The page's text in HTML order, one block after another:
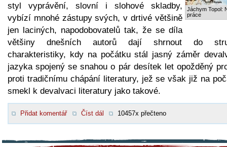
Jáchym Topol:
práce
styl vyprávění, slovní i slohové skladby,
vybízí mnohé zástupy svých, v drtivé většině
jen laciných, napodobovatelů tak, že se díla
většiny dnešních autorů dají shrnout do
charakteristiky, kdy na počátku stál jasný záměr
jazyka spojený se snahou o pár desítek let opožděný
proti tradičnímu chápání literatury, jež se však již na
smekl k devalvaci literatury jako takové.
Přidat komentář Číst dál 10457x přečteno